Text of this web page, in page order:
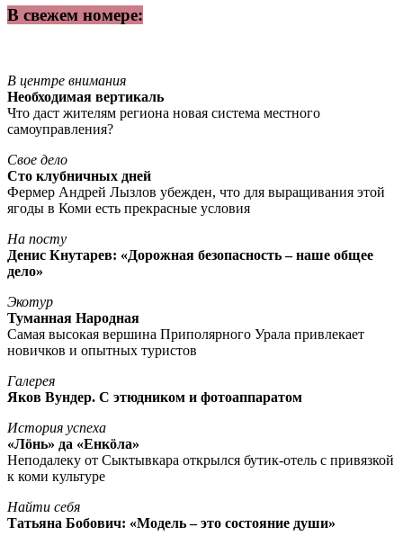
В свежем номере:
В центре внимания
Необходимая вертикаль
Что даст жителям региона новая система местного
самоуправления?
Свое дело
Сто клубничных дней
Фермер Андрей Лызлов убежден, что для выращивания этой
ягоды в Коми есть прекрасные условия
На посту
Денис Кнутарев: «Дорожная безопасность – наше общее
дело»
Экотур
Туманная Народная
Самая высокая вершина Приполярного Урала привлекает
новичков и опытных туристов
Галерея
Яков Вундер. С этюдником и фотоаппаратом
История успеха
«Лöнь» да «Енкöла»
Неподалеку от Сыктывкара открылся бутик-отель с привязкой
к коми культуре
Найти себя
Татьяна Бобович: «Модель – это состояние души»